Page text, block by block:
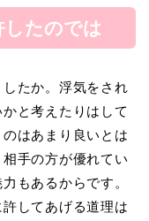
たのでは
たか。浮気をされ
と考えたりはして
はあまり良いとは
手の方が優れてい
もあるからです。
してあげる道理は